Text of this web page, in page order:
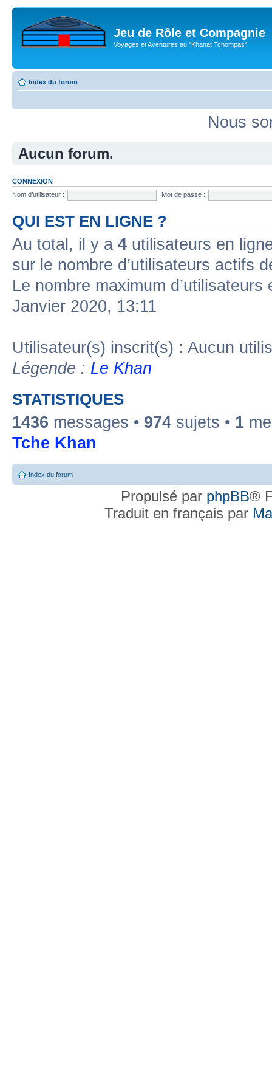
Jeu de Rôle et Compagnie
Voyages et Aventures au "Khanat Tchompas"
Index du forum
Nous
Aucun forum.
CONNEXION
Nom d’utilisateur :
Mot de passe :
QUI EST EN LIGNE ?
Au total, il y a 4 utilisateurs en
sur le nombre d’utilisateurs actifs
Le nombre maximum
Janvier 2020, 13:11
Utilisateur(s) inscrit(s) : Aucun
Légende : Le Khan
STATISTIQUES
1436 messages • 974 sujets • 1
Tche Khan
Index du forum
Propulsé par phpBB®
Traduit en français par